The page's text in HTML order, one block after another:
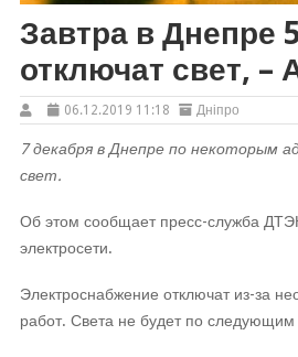
Завтра в Днепре
отключат свет,
06.12.2019 11:18 Дніпро
7 декабря в Днепре по некоторым
свет.
Об этом сообщает пресс-служба
электросети.
Электроснабжение отключат из-за
работ. Света не будет по